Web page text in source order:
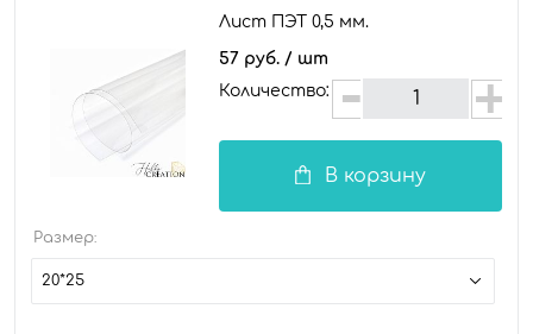
Лист ПЭТ 0,5 мм.
57 руб. / шт
Количество:
В корзину
Размер:
20*25